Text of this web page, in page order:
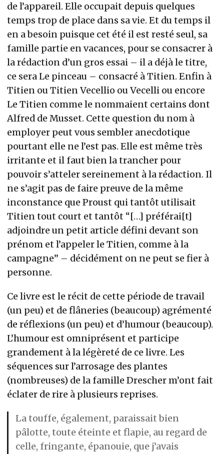
de l’appareil. Elle occupait depuis quelques
temps trop de place dans sa vie. Et du temps il
en a besoin puisque cet été il est resté seul, sa
famille partie en vacances, pour se consacrer à
la rédaction d’un gros essai – il a déjà le titre,
ce sera Le pinceau – consacré à Titien. Enfin à
Titien ou Titien Vecellio ou Vecelli ou encore
Le Titien comme le nommaient certains dont
Alfred de Musset. Cette question du nom à
employer peut vous sembler anecdotique
pourtant elle ne l’est pas. Elle est même très
irritante et il faut bien la trancher pour
pouvoir s’atteler sereinement à la rédaction. Il
ne s’agit pas de faire preuve de la même
inconstance que Proust qui tantôt utilisait
Titien tout court et tantôt “[…] préférai[t]
adjoindre un petit article défini devant son
prénom et l’appeler le Titien, comme à la
campagne” – décidément on ne peut se fier à
personne.
Ce livre est le récit de cette période de travail
(un peu) et de flâneries (beaucoup) agrémenté
de réflexions (un peu) et d’humour (beaucoup).
L’humour est omniprésent et participe
grandement à la légèreté de ce livre. Les
séquences sur l’arrosage des plantes
(nombreuses) de la famille Drescher m’ont fait
éclater de rire à plusieurs reprises.
La touffe, également, paraissait bien
pâlotte, toute éteinte et flapie, au regard de
celle, fringante, épanouie, que j’avais